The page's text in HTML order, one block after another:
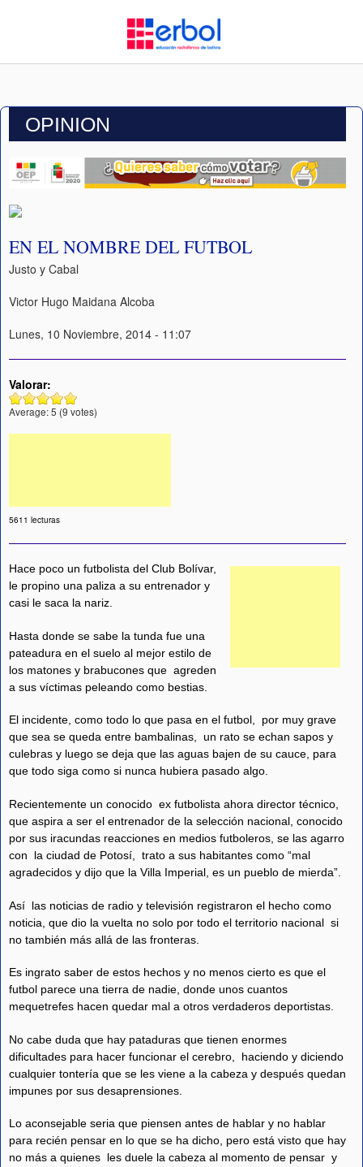
OPINION
EN EL NOMBRE DEL FUTBOL
Justo y Cabal
Victor Hugo Maidana Alcoba
Lunes, 10 Noviembre, 2014 - 11:07
Valorar:
Average:5 (9 votes)
5611 lecturas
Hace poco un futbolista del Club Bolívar,
le propino una paliza a su entrenador y
casi le saca la nariz.
Hasta donde se sabe la tunda fue una
pateadura en el suelo al mejor estilo de
los matones y brabucones que agreden
a sus víctimas peleando como bestias.
El incidente, como todo lo que pasa en el futbol, por muy grave
que sea se queda entre bambalinas, un rato se echan sapos y
culebras y luego se deja que las aguas bajen de su cauce, para
que todo siga como si nunca hubiera pasado algo.
Recientemente un conocido ex futbolista ahora director técnico,
que aspira a ser el entrenador de la selección nacional, conocido
por sus iracundas reacciones en medios futboleros, se las agarro
con la ciudad de Potosí, trato a sus habitantes como “mal
agradecidos y dijo que la Villa Imperial, es un pueblo de mierda”.
Así las noticias de radio y televisión registraron el hecho como
noticia, que dio la vuelta no solo por todo el territorio nacional si
no también más allá de las fronteras.
Es ingrato saber de estos hechos y no menos cierto es que el
futbol parece una tierra de nadie, donde unos cuantos
mequetrefes hacen quedar mal a otros verdaderos deportistas.
No cabe duda que hay pataduras que tienen enormes
dificultades para hacer funcionar el cerebro, haciendo y diciendo
cualquier tontería que se les viene a la cabeza y después quedan
impunes por sus desaprensiones.
Lo aconsejable seria que piensen antes de hablar y no hablar
para recién pensar en lo que se ha dicho, pero está visto que hay
no más a quienes les duele la cabeza al momento de pensar y